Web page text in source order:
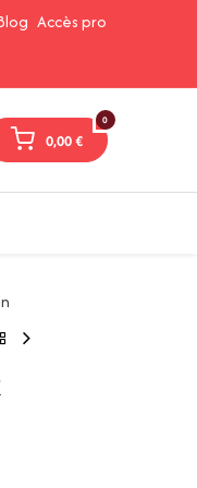
Accès pro
0
0,00€